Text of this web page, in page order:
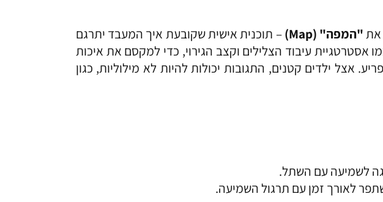
את"המפה" (Map)
– תוכנית אישית שקובעת איך המעבד יתרגם
אסטרטגיית עיבוד הצלילים וקצב הגירוי, כדי למקסם את איכות
ילדים קטנים, התגובות יכולות להיות לא מילוליות, כגון
לשמיעה עם השתל.
לאורך זמן עם תרגול השמיעה.